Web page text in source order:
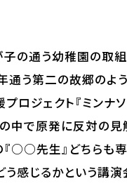
の通う幼稚園の取
通う第二の故郷のよ
ロジェクト『ミンナ
中で原発に反対の
○○先生』どちらも
感じるかという講